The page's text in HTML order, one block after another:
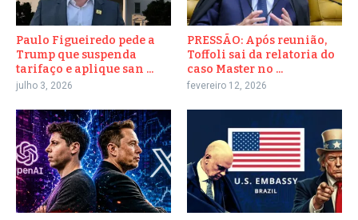
Paulo Figueiredo pede a
Trump que suspenda
tarifaço e aplique san ...
julho 3, 2026
PRESSÃO: Após reunião,
Toffoli sai da relatoria do
caso Master no ...
fevereiro 12, 2026